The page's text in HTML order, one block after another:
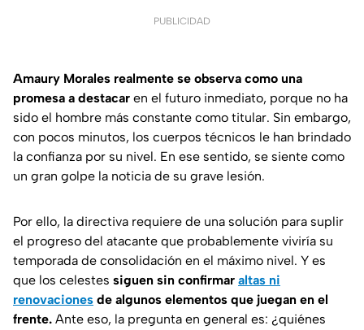
PUBLICIDAD
Amaury Morales realmente se observa como una
promesa a destacar en el futuro inmediato, porque no ha
sido el hombre más constante como titular. Sin embargo,
con pocos minutos, los cuerpos técnicos le han brindado
la confianza por su nivel. En ese sentido, se siente como
un gran golpe la noticia de su grave lesión.
Por ello, la directiva requiere de una solución para suplir
el progreso del atacante que probablemente viviría su
temporada de consolidación en el máximo nivel. Y es
que los celestes siguen sin confirmar altas ni
renovaciones de algunos elementos que juegan en el
frente. Ante eso, la pregunta en general es: ¿quiénes